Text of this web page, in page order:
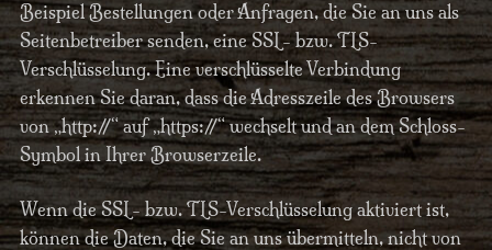
Beispiel Bestellungen oder Anfragen, die Sie an uns als
Seitenbetreiber senden, eine SSL- bzw. TLS-
Verschlüsselung. Eine verschlüsselte Verbindung
erkennen Sie daran, dass die Adresszeile des Browsers
von „http://“ auf „https://“ wechselt und an dem Schloss-
Symbol in Ihrer Browserzeile.
Wenn die SSL- bzw. TLS-Verschlüsselung aktiviert ist,
können die Daten, die Sie an uns übermitteln, nicht von